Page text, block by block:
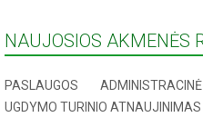
NAUJOSIOS AKMENĖS
PASLAUGOS
UGDYMO TURINIO ATNAUJINIMAS